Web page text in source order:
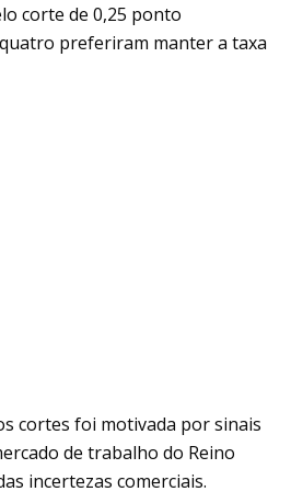
corte de 0,25 ponto
preferiram manter a taxa
cortes foi motivada por sinais
de trabalho do Reino
incertezas comerciais.